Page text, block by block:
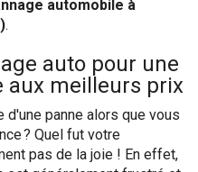
automobile à
.
auto pour une
aux meilleurs prix
panne alors que vous
? Quel fut votre
pas de la joie ! En effet,